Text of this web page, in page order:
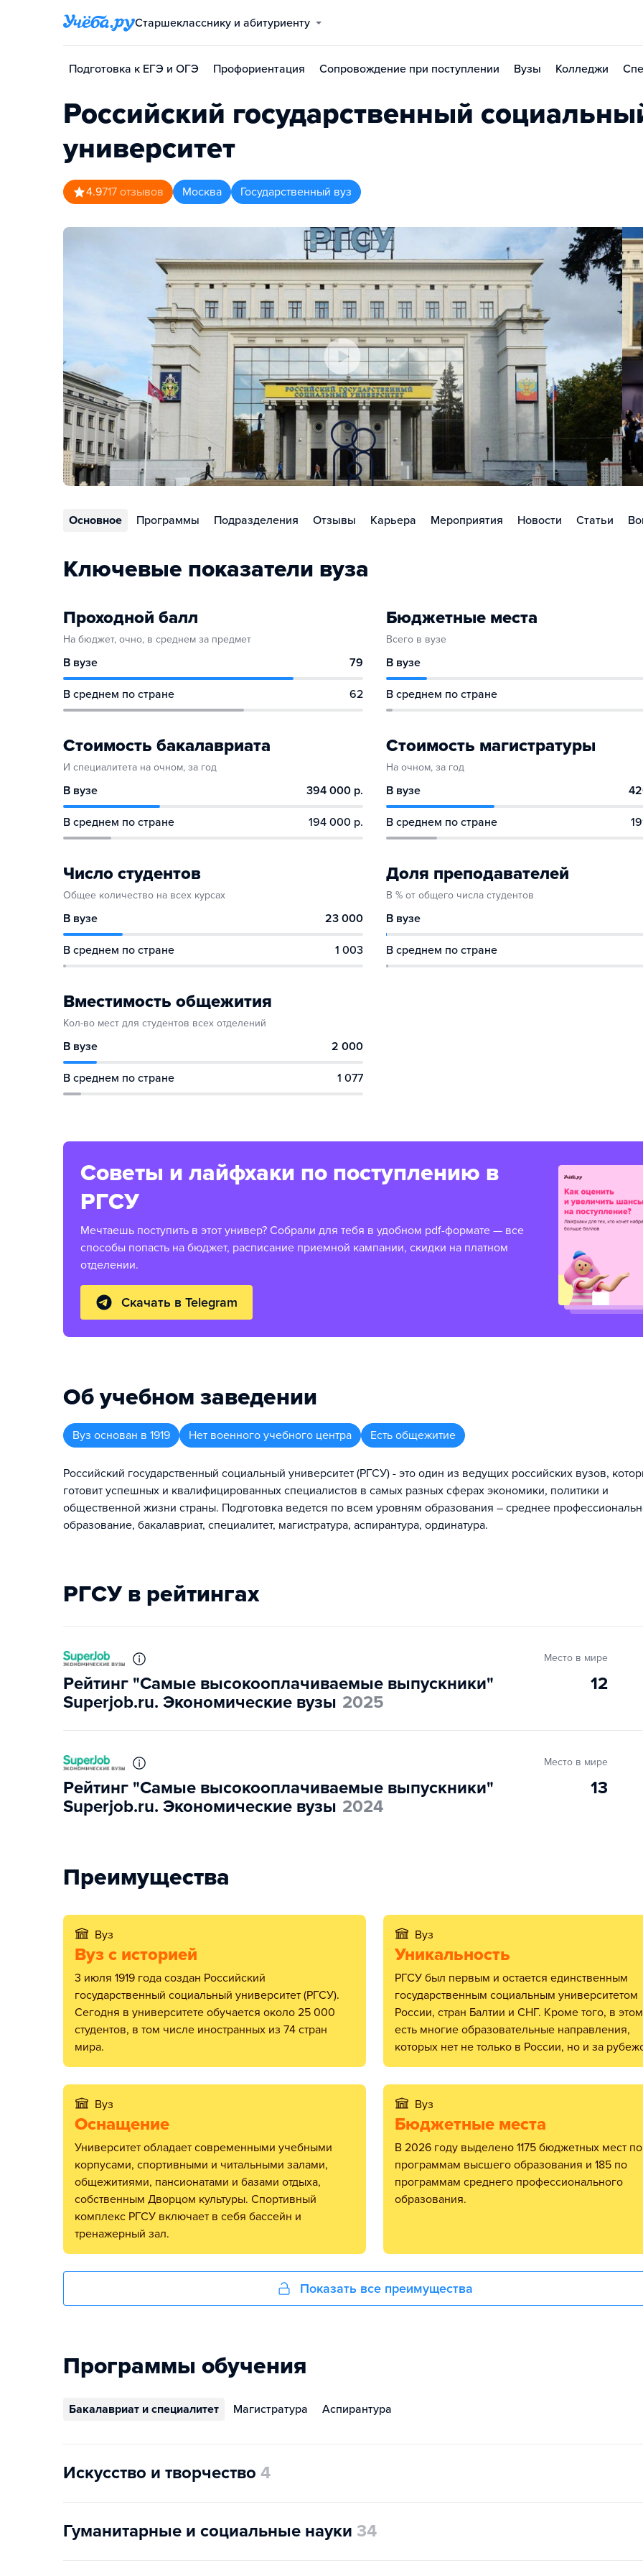
Старшекласснику и абитуриенту
Подготовка к ЕГЭ и ОГЭ Профориентация Сопровождение при поступлении Вузы Колледжи
Российский государственный
университет
4.9717 отзывов Москва Государственный вуз
Основное Программы Подразделения Отзывы Карьера Мероприятия Новости Статьи
Ключевые показатели вуза
Проходной балл
На бюджет, очно, в среднем за предмет
В вузе 79
В среднем по стране 62
Бюджетные места
Всего в вузе
В вузе
В среднем по стране
Стоимость бакалавриата
И специалитета на очном, за год
В вузе 394 000 р.
В среднем по стране 194 000 р.
Стоимость магистратуры
На очном, за год
В вузе
В среднем по стране
Число студентов
Общее количество на всех курсах
В вузе 23 000
В среднем по стране 1 003
Доля преподавателей
В % от общего числа студентов
В вузе
В среднем по стране
Вместимость общежития
Кол-во мест для студентов всех отделений
В вузе 2 000
В среднем по стране 1 077
Советы и лайфхаки по поступлению в
РГСУ
Мечтаешь поступить в этот универ? Собрали для тебя в удобном pdf-формате — все
способы попасть на бюджет, расписание приемной кампании, скидки на платном
отделении.
Скачать в Telegram
Об учебном заведении
Вуз основан в 1919 Нет военного учебного центра Есть общежитие
Российский государственный социальный университет (РГСУ) - это один из ведущих российских вузов,
готовит успешных и квалифицированных специалистов в самых разных сферах экономики, политики и
общественной жизни страны. Подготовка ведется по всем уровням образования – среднее
образование, бакалавриат, специалитет, магистратура, аспирантура, ординатура.
РГСУ в рейтингах
Место в мире
Рейтинг "Самые высокооплачиваемые выпускники"
Superjob.ru. Экономические вузы 2025
12
Место в мире
Рейтинг "Самые высокооплачиваемые выпускники"
Superjob.ru. Экономические вузы 2024
13
Преимущества
Вуз
Вуз с историей
3 июля 1919 года создан Российский
государственный социальный университет (РГСУ).
Сегодня в университете обучается около 25 000
студентов, в том числе иностранных из 74 стран
мира.
Вуз
Уникальность
РГСУ был первым и остается единственным
государственным социальным университетом
России, стран Балтии и СНГ. Кроме того, в
есть многие образовательные направления,
которых нет не только в России, но и за
Вуз
Оснащение
Университет обладает современными учебными
корпусами, спортивными и читальными залами,
общежитиями, пансионатами и базами отдыха,
собственным Дворцом культуры. Спортивный
комплекс РГСУ включает в себя бассейн и
тренажерный зал.
Вуз
Бюджетные места
В 2026 году выделено 1175 бюджетных мест по
программам высшего образования и 185 по
программам среднего профессионального
образования.
Показать все преимущества
Программы обучения
Бакалавриат и специалитет Магистратура Аспирантура
Искусство и творчество 4
Гуманитарные и социальные науки 34